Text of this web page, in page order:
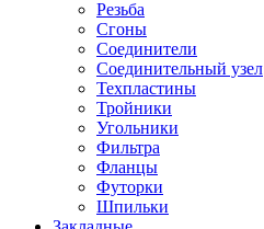
Резьба
Сгоны
Соединители
Соединительный узел
Техпластины
Тройники
Угольники
Фильтра
Фланцы
Футорки
Шпильки